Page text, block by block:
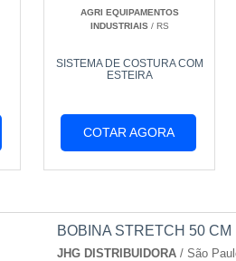
AGRI EQUIPAMENTOS
INDUSTRIAIS/ RS
SISTEMA DE COSTURA COM
ESTEIRA
COTAR AGORA
BOBINA STRETCH 50 CM
JHG DISTRIBUIDORA / São